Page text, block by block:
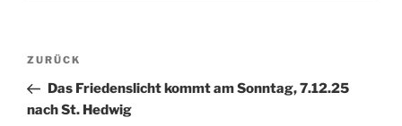
Beitragsnavigation
Vorheriger
Beitrag
ZURÜCK
Das Friedenslicht kommt am Sonntag, 7.12.25
nach St. Hedwig